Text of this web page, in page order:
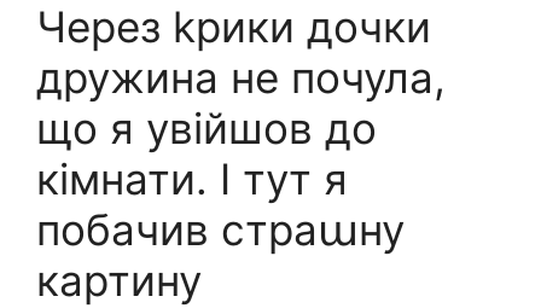
Через kрики дочки
дружина не почула,
що я увійшов до
кімнати. І тут я
побачив страաну
картину